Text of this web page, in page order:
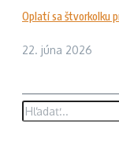
Oplatí sa štvorkolku
22. júna 2026
Hľadať: